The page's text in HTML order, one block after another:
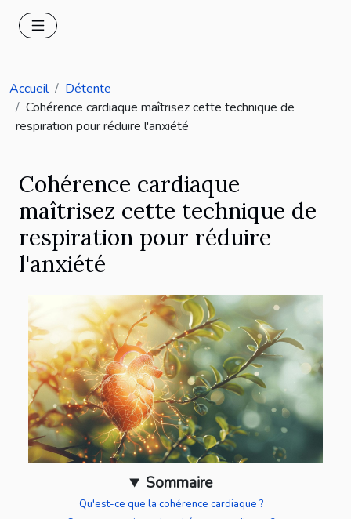
Accueil
Détente
Cohérence cardiaque maîtrisez cette technique de
respiration pour réduire l'anxiété
Cohérence cardiaque
maîtrisez cette technique de
respiration pour réduire
l'anxiété
Sommaire
Qu'est-ce que la cohérence cardiaque ?